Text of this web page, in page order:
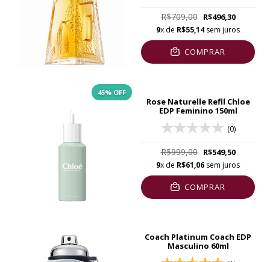
R$709,00 R$496,30
9x de R$55,14 sem juros
COMPRAR
45% OFF
Rose Naturelle Refil Chloe
EDP Feminino 150ml
(0)
R$999,00 R$549,50
9x de R$61,06 sem juros
COMPRAR
Coach Platinum Coach EDP
Masculino 60ml